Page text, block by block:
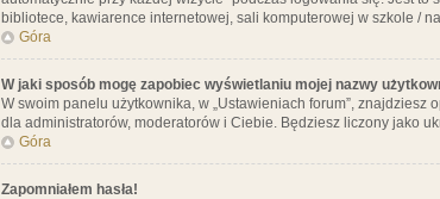
bibliotece, kawiarence internetowej, sali komputerowej w szkole /
Góra
W jaki sposób mogę zapobiec wyświetlaniu mojej nazwy
W swoim panelu użytkownika, w „Ustawieniach forum”, znajdziesz
dla administratorów, moderatorów i Ciebie. Będziesz liczony jako
Góra
Zapomniałem hasła!